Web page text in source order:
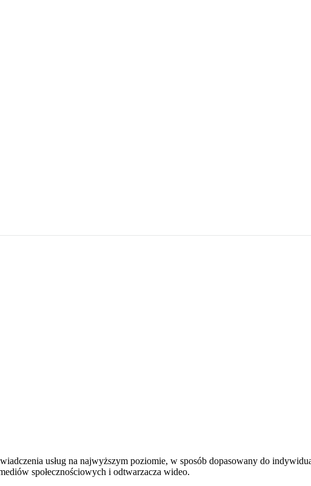
usług na najwyższym poziomie, w sposób dopasowany do
społecznościowych i odtwarzacza wideo.